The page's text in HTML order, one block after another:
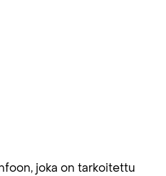
joka on tarkoitettu